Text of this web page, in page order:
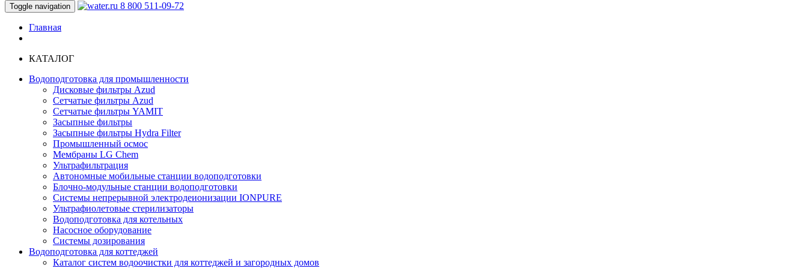
Toggle navigation 8 800 511-09-72
Главная
КАТАЛОГ
Водоподготовка для промышленности
Дисковые фильтры Azud
Сетчатые фильтры Azud
Сетчатые фильтры YAMIT
Засыпные фильтры
Засыпные фильтры Hydra Filter
Промышленный осмос
Мембраны LG Chem
Ультрафильтрация
Автономные мобильные станции водоподготовки
Блочно-модульные станции водоподготовки
Системы непрерывной электродеионизации IONPURE
Ультрафиолетовые стерилизаторы
Водоподготовка для котельных
Насосное оборудование
Системы дозирования
Водоподготовка для коттеджей
Каталог систем водоочистки для коттеджей и загородных домов